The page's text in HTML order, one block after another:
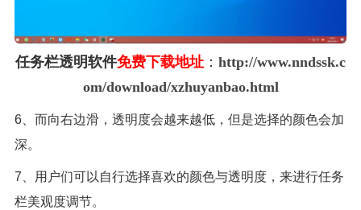
任务栏透明软件免费下载地址 ： http://www.nndssk.c
om/download/xzhuyanbao.html
6、而向右边滑，透明度会越来越低，但是选择的颜色会加
深。
7、用户们可以自行选择喜欢的颜色与透明度，来进行任务
栏美观度调节。